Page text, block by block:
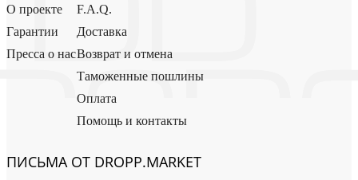
О проекте
Гарантии
Пресса о нас
F.A.Q.
Доставка
Возврат и отмена
Таможенные пошлины
Оплата
Помощь и контакты
ПИСЬМА ОТ DROPP.MARKET